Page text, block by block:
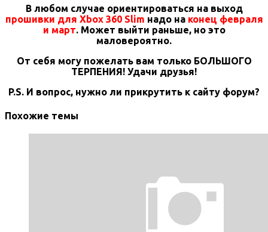
В любом случае ориентироваться на выход
прошивки для Xbox 360 Slim надо на конец февраля
и март. Может выйти раньше, но это
маловероятно.
От себя могу пожелать вам только БОЛЬШОГО
ТЕРПЕНИЯ! Удачи друзья!
P.S. И вопрос, нужно ли прикрутить к сайту форум?
Похожие темы